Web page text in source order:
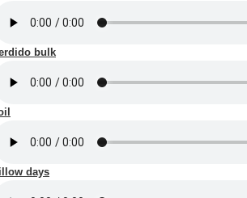
bulk
days